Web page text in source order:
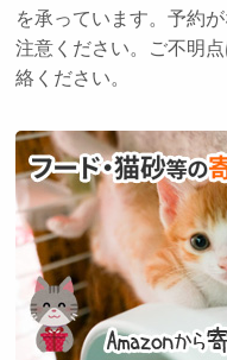
を承っています。予約
注意ください。ご不明点
絡ください。